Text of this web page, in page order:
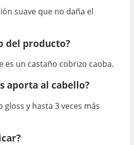
suave que no daña el
del producto?
es un castaño cobrizo caoba.
aporta al cabello?
y hasta 3 veces más